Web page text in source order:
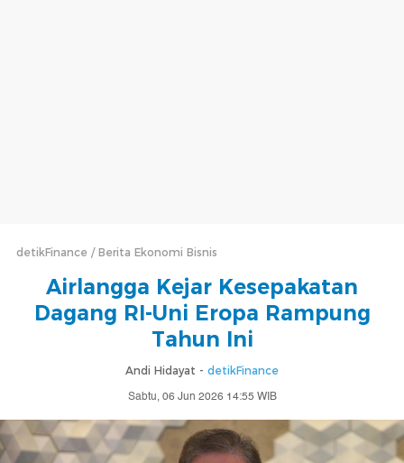
detikFinance Berita Ekonomi Bisnis
Airlangga Kejar Kesepakatan
Dagang RI-Uni Eropa Rampung
Tahun Ini
Andi Hidayat - detikFinance
Sabtu, 06 Jun 2026 14:55 WIB